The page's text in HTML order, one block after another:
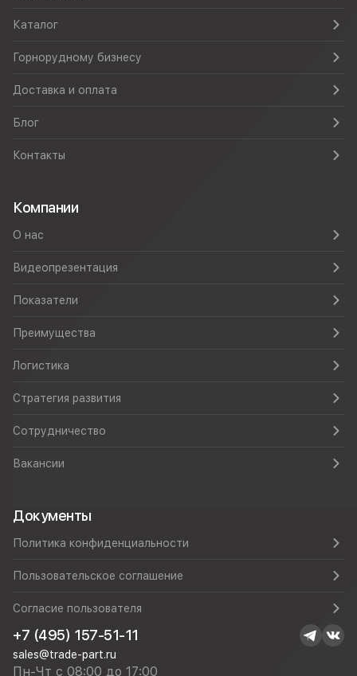
Каталог
Горнорудному бизнесу
Доставка и оплата
Блог
Контакты
Компании
О нас
Видеопрезентация
Показатели
Преимущества
Логистика
Стратегия развития
Сотрудничество
Вакансии
Документы
Политика конфиденциальности
Пользовательское соглашение
Согласие пользователя
+7 (495) 157-51-11
sales@trade-part.ru
Пн-Чт с 08:00 до 17:00